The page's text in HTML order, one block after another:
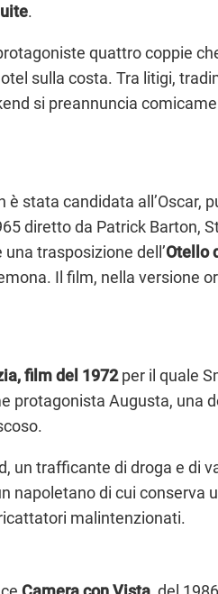
.
quattro coppie
sulla costa. Tra litigi,
si preannuncia
stata candidata all’Oscar,
diretto da Patrick Barton,
trasposizione dell’Otello
Il film, nella versione
film del 1972per il quale
protagonista Augusta, una
un trafficante di droga e di
napoletano di cui conserva
malintenzionati.